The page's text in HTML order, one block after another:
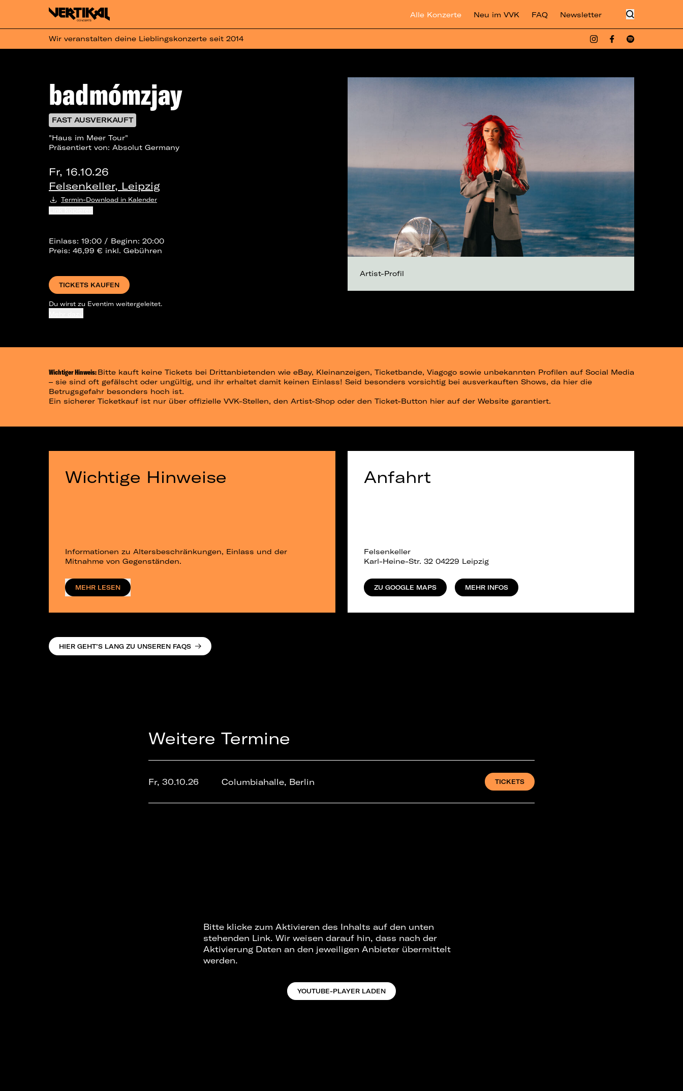
Alle Konzerte Neu im VVK FAQ Newsletter
Wir veranstalten deine Lieblingskonzerte seit 2014
badmómzjay
FAST AUSVERKAUFT
"Haus im Meer Tour"
Präsentiert von: Absolut Germany
Fr, 16.10.26
Felsenkeller, Leipzig
Termin-Download in Kalender
Einlass: 19:00 / Beginn: 20:00
Preis: 46,99 € inkl. Gebühren
TICKETS KAUFEN
Du wirst zu Eventim weitergeleitet.
Artist-Profil
Wichtiger Hinweis:Bitte kauft keine Tickets bei Drittanbietenden wie eBay, Kleinanzeigen, Ticketbande, Viagogo sowie unbekannten Profilen auf Social Media
– sie sind oft gefälscht oder ungültig, und ihr erhaltet damit keinen Einlass! Seid besonders vorsichtig bei ausverkauften Shows, da hier die
Betrugsgefahr besonders hoch ist.
Ein sicherer Ticketkauf ist nur über offizielle VVK-Stellen, den Artist-Shop oder den Ticket-Button hier auf der Website garantiert.
Wichtige Hinweise
Informationen zu Altersbeschränkungen, Einlass und der
Mitnahme von Gegenständen.
MEHR LESEN
Anfahrt
Felsenkeller
Karl-Heine-Str. 32 04229 Leipzig
ZU GOOGLE MAPS MEHR INFOS
HIER GEHT’S LANG ZU UNSEREN FAQS
Weitere Termine
Fr, 30.10.26 Columbiahalle, Berlin TICKETS
Bitte klicke zum Aktivieren des Inhalts auf den unten
stehenden Link. Wir weisen darauf hin, dass nach der
Aktivierung Daten an den jeweiligen Anbieter übermittelt
werden.
YOUTUBE-PLAYER LADEN